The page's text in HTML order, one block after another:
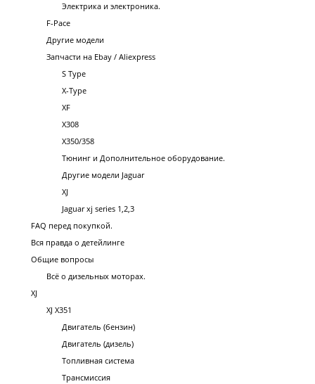
Электрика и электроника.
F-Pace
Другие модели
Запчасти на Ebay / Aliexpress
S Type
X-Type
XF
X308
X350/358
Тюнинг и Дополнительное оборудование.
Другие модели Jaguar
XJ
Jaguar xj series 1,2,3
FAQ перед покупкой.
Вся правда о детейлинге
Общие вопросы
Всё о дизельных моторах.
XJ
XJ X351
Двигатель (бензин)
Двигатель (дизель)
Топливная система
Трансмиссия